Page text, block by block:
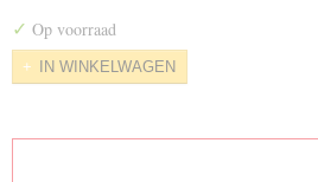
✓ Op voorraad
IN WINKELWAGEN